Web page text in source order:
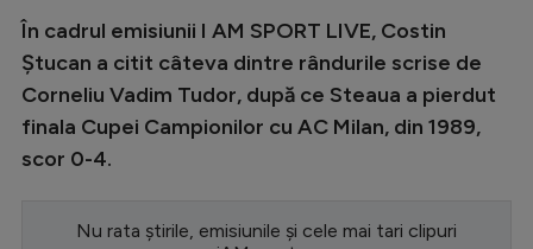
Champions League
Europa League
CM 2026
În cadrul emisiunii I AM SPORT LIVE, Costin
Ștucan a citit câteva dintre rândurile scrise de
Corneliu Vadim Tudor, după ce Steaua a pierdut
finala Cupei Campionilor cu AC Milan, din 1989,
scor 0-4.
Nu rata știrile, emisiunile și cele mai tari clipuri